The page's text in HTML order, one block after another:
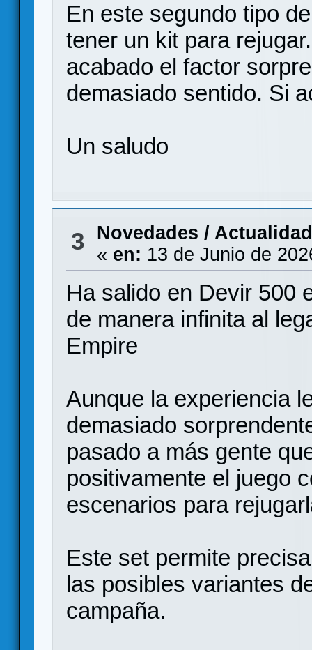
En este segundo tipo
tener un kit para
acabado el factor
demasiado sentido. Si
Un saludo
3
Novedades / Actualidad
« en: 13 de Junio de
Ha salido en Devir 500
de manera infinita al
Empire
Aunque la experiencia
demasiado
pasado a más gente
positivamente el juego
escenarios para
Este set permite
las posibles variantes
campaña.